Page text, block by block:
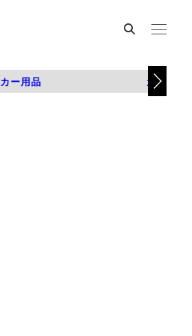
カー用品 カスタム